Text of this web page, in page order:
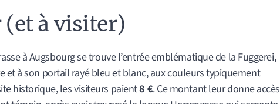
(et à visiter)
à Augsbourg se trouve l’entrée emblématique de la Fuggerei,
et à son portail rayé bleu et blanc, aux couleurs typiquement
historique, les visiteurs paient8 €. Ce montant leur donne accès